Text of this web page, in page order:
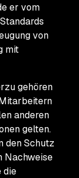
er vom
von
mit
gehören
anderen
gelten.
den Schutz
Nachweise
die